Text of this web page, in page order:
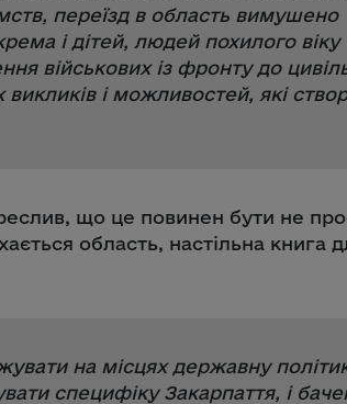
переїзд в область вимушено
і дітей, людей похилого віку
військових із фронту до
викликів і можливостей, які
що це повинен бути не
область, настільна книга
на місцях державну
специфіку Закарпаття, і